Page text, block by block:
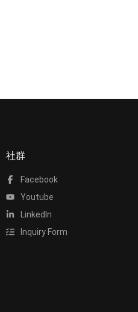
社群
Facebook
Youtube
LinkedIn
Inquiry Form